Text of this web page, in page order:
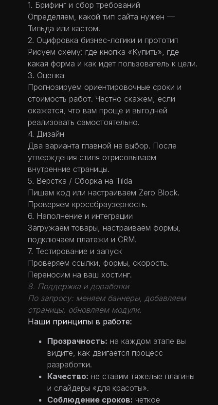
1. Брифинг и сбор требований
Определяем, какой тип сайта нужен —
Тильда или кастом.
2. Оцифровка бизнес-логики и прототип
Рисуем схему: где кнопка «Купить», где
какая форма и как идет пользователь к цели.
3. Оценка
Прогнозируем ориентировочные сроки и
стоимость работ. Честно скажем, если
окажется, что вам проще и выгодней
реализовать самостоятельно.
4. Дизайн
Два варианта главной на выбор. После
утверждения стиля отрисовываем
внутренние страницы.
5. Верстка / Сборка на Tilda
Пишем код или настраиваем Zero Block.
Проверяем кроссбраузерность.
6. Наполнение и интеграции
Загружаем товары, настраиваем формы,
подключаем платежи и CRM.
7. Тестирование и запуск
Проверяем ссылки, формы, скорость.
Переносим на ваш хостинг.
8. Поддержка и доработки
По запросу: меняем баннеры, добавляем
страницы, обновляем модули.
Наши принципы в работе:
Прозрачность: на каждом этапе вы
видите, как двигается процесс
разработки.
Качество: не ставим тяжелые плагины
и слайдеры «для красоты».
Соблюдение сроков: чёткое